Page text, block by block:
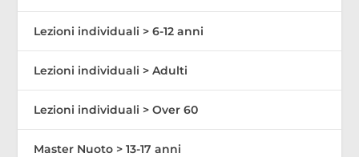
Lezioni individuali > 6-12 anni
Lezioni individuali > Adulti
Lezioni individuali > Over 60
Master Nuoto > 13-17 anni